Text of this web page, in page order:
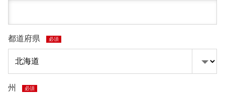
都道府県 必須
州 必須